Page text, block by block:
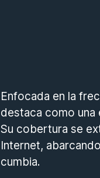
Enfocada en la
destaca como una
Su cobertura se
Internet,
cumbia.